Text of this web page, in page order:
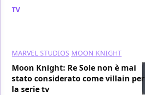
TV
MARVEL STUDIOS MOON KNIGHT
Moon Knight: Re Sole non è mai
stato considerato come villain per
la serie tv